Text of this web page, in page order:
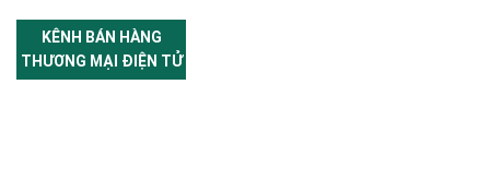
KÊNH BÁN HÀNG
THƯƠNG MẠI ĐIỆN TỬ